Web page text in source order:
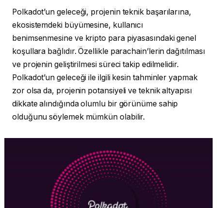
Polkadot’un geleceği, projenin teknik başarılarına,
ekosistemdeki büyümesine, kullanıcı
benimsenmesine ve kripto para piyasasındaki genel
koşullara bağlıdır. Özellikle parachain’lerin dağıtılması
ve projenin geliştirilmesi süreci takip edilmelidir.
Polkadot’un geleceği ile ilgili kesin tahminler yapmak
zor olsa da, projenin potansiyeli ve teknik altyapısı
dikkate alındığında olumlu bir görünüme sahip
olduğunu söylemek mümkün olabilir.